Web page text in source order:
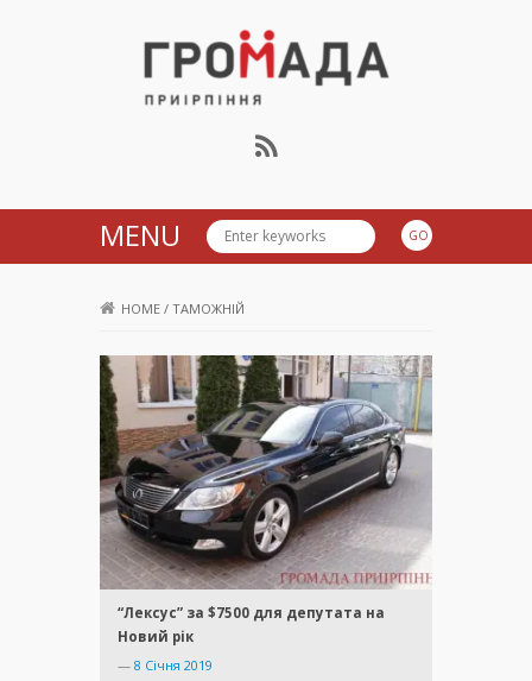
Громада Приірпіння
MENU
HOME / ТАМОЖНІЙ
“Лексус” за $7500 для депутата на
Новий рік
— 8 Січня 2019